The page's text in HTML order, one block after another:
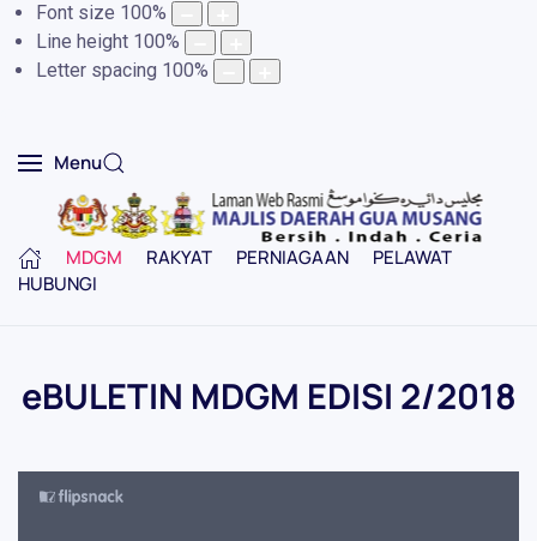
Font size 100%
Line height 100%
Letter spacing 100%
Menu
MDGM RAKYAT PERNIAGAAN
PELAWAT
HUBUNGI
eBULETIN MDGM EDISI 2/2018